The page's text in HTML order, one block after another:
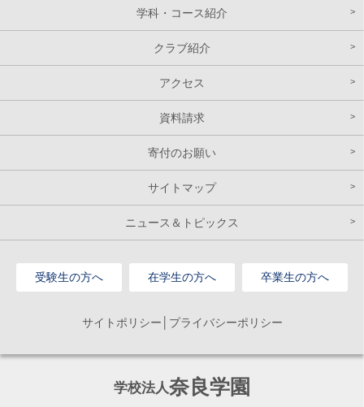
学科・コース紹介
クラブ紹介
アクセス
資料請求
寄付のお願い
サイトマップ
ニュース＆トピックス
受験生の方へ 在学生の方へ 卒業生の方へ
サイトポリシー│プライバシーポリシー
学校法人奈良学園